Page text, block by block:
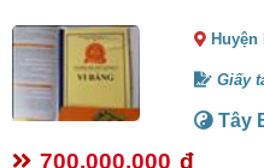
Giấy
Tây
700,000,000 đ